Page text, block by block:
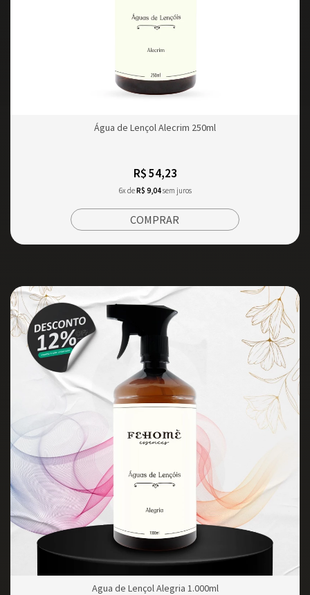
Água de Lençol Alecrim 250ml
R$ 54,23
6x deR$ 9,04sem juros
COMPRAR
Agua de Lençol Alegria 1.000ml